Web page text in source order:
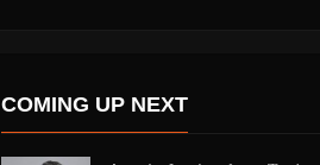
COMING UP NEXT